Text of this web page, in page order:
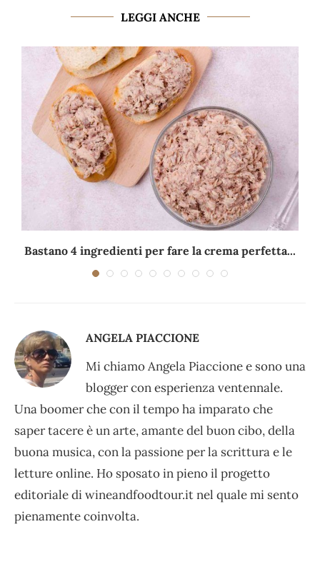
LEGGI ANCHE
Bastano 4 ingredienti per fare la crema perfetta...
ANGELA PIACCIONE
Mi chiamo Angela Piaccione e sono una
blogger con esperienza ventennale.
Una boomer che con il tempo ha imparato che
saper tacere è un arte, amante del buon cibo, della
buona musica, con la passione per la scrittura e le
letture online. Ho sposato in pieno il progetto
editoriale di wineandfoodtour.it nel quale mi sento
pienamente coinvolta.